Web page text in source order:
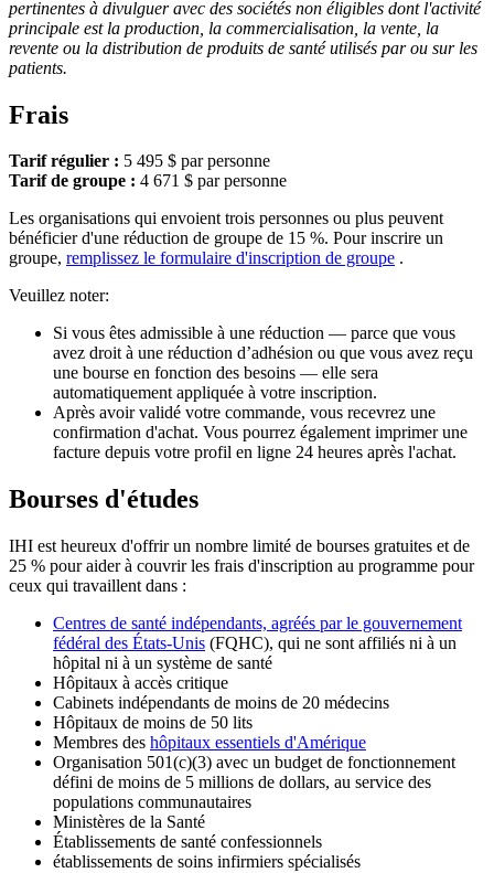
pertinentes à divulguer avec des sociétés non éligibles dont l'activité
principale est la production, la commercialisation, la vente, la
revente ou la distribution de produits de santé utilisés par ou sur les
patients.
Frais
Tarif régulier : 5 495 $ par personne
Tarif de groupe : 4 671 $ par personne
Les organisations qui envoient trois personnes ou plus peuvent
bénéficier d'une réduction de groupe de 15 %. Pour inscrire un
groupe, remplissez le formulaire d'inscription de groupe .
Veuillez noter:
Si vous êtes admissible à une réduction — parce que vous
avez droit à une réduction d’adhésion ou que vous avez reçu
une bourse en fonction des besoins — elle sera
automatiquement appliquée à votre inscription.
Après avoir validé votre commande, vous recevrez une
confirmation d'achat. Vous pourrez également imprimer une
facture depuis votre profil en ligne 24 heures après l'achat.
Bourses d'études
IHI est heureux d'offrir un nombre limité de bourses gratuites et de
25 % pour aider à couvrir les frais d'inscription au programme pour
ceux qui travaillent dans :
Centres de santé indépendants, agréés par le gouvernement
fédéral des États-Unis (FQHC), qui ne sont affiliés ni à un
hôpital ni à un système de santé
Hôpitaux à accès critique
Cabinets indépendants de moins de 20 médecins
Hôpitaux de moins de 50 lits
Membres des hôpitaux essentiels d'Amérique
Organisation 501(c)(3) avec un budget de fonctionnement
défini de moins de 5 millions de dollars, au service des
populations communautaires
Ministères de la Santé
Établissements de santé confessionnels
établissements de soins infirmiers spécialisés